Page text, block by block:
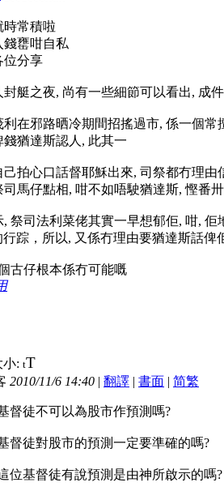
時常積啦
錢罋咁自私
位分享
封艇之夜, 尚有一些細節可以看出, 成
利在邪路晒冷期間招搖過市, 係一個
錢猶達斯認人, 此其一
己拍心口話督耶穌出來, 司祭都冇理
司馬仔點相, 咁不如唔駛猶達斯, 慳番
, 祭司法利菜佬其實一早想郁佢, 咁,
行踪，所以, 又係冇理由要猶達斯話
古仔根本係冇可能嘅
小: tT
2010/11/6 14:40 | 翻譯 | 書面 | 简繁
督徒不可以為股市作預測嗎?
督徒對股市的預測一定要準確的嗎?
位基督徒有說預測是由神所啟示的嗎?